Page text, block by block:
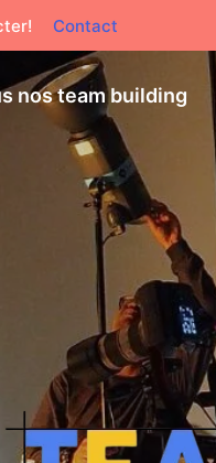
Contact
nos team building